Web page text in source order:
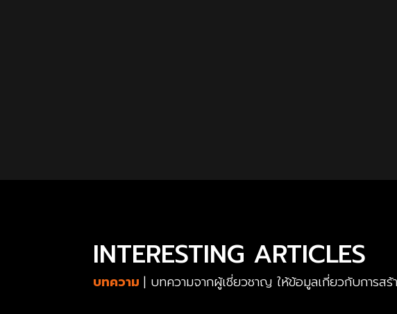
INTERESTING ARTICLES
บทความ| บทความจากผู้เชี่ยวชาญ ให้ข้อมูลเกี่ยวกับการส